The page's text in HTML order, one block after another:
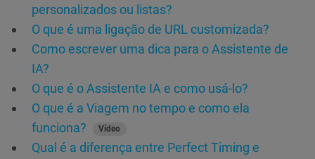
personalizados ou listas?
O que é uma ligação de URL customizada?
Como escrever uma dica para o Assistente de
IA?
O que é o Assistente IA e como usá-lo?
O que é a Viagem no tempo e como ela
funciona?
Vídeo
Qual é a diferença entre Perfect Timing e